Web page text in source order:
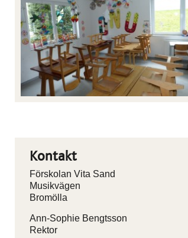
Kontakt
Förskolan Vita Sand
Musikvägen
Bromölla
Ann-Sophie Bengtsson
Rektor